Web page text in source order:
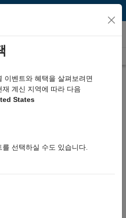
Play
Forecasting
Systems at
이벤트와 혜택을 살펴보려면
계신 지역에 따라 다음
States
선택하실 수도 있습니다.